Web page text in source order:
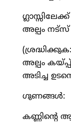
അല്പം നട്സ്
അല്പം
അടിച്ച
ഗുണങ്ങൾ:
കണ്ണിന്റെ